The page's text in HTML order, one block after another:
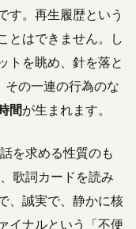
す。再生履歴という
とはできません。し
トを眺め、針を落と
その一連の行為のな
間が生まれます。
を求める性質のも
歌詞カードを読み
、誠実で、静かに核
イナルという「不便